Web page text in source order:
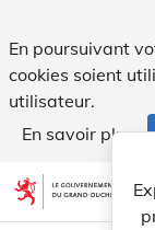
En poursuivant
cookies soient
utilisateur.
En savoir plus
Aller au contenu